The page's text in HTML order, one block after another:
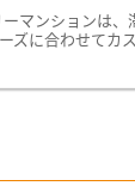
マンションは、
ズに合わせてカ